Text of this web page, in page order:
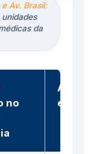
Av. Brasil:
da
no
e